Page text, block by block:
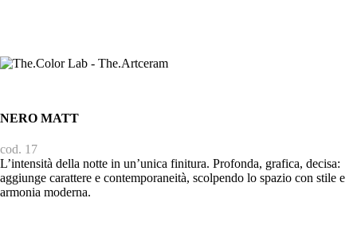
NERO MATT
cod. 17
L’intensità della notte in un’unica finitura. Profonda, grafica, decisa:
aggiunge carattere e contemporaneità, scolpendo lo spazio con stile e
armonia moderna.